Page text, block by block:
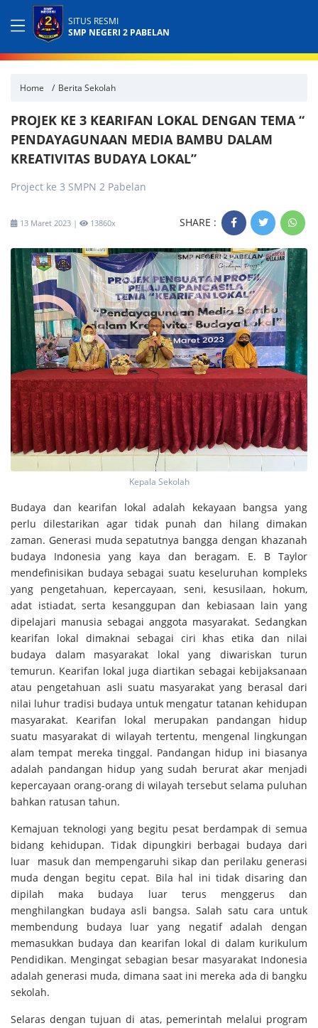
SITUS RESMI
SMP NEGERI 2 PABELAN
Home Berita Sekolah
PROJEK KE 3 KEARIFAN LOKAL DENGAN TEMA “
PENDAYAGUNAAN MEDIA BAMBU DALAM
KREATIVITAS BUDAYA LOKAL”
Project ke 3 SMPN 2 Pabelan
13 Maret 2023 | 13860x SHARE :
Kepala Sekolah
Budaya dan kearifan lokal adalah kekayaan bangsa yang
perlu dilestarikan agar tidak punah dan hilang dimakan
zaman. Generasi muda sepatutnya bangga dengan khazanah
budaya Indonesia yang kaya dan beragam. E. B Taylor
mendefinisikan budaya sebagai suatu keseluruhan kompleks
yang pengetahuan, kepercayaan, seni, kesusilaan, hokum,
adat istiadat, serta kesanggupan dan kebiasaan lain yang
dipelajari manusia sebagai anggota masyarakat. Sedangkan
kearifan lokal dimaknai sebagai ciri khas etika dan nilai
budaya dalam masyarakat lokal yang diwariskan turun
temurun. Kearifan lokal juga diartikan sebagai kebijaksanaan
atau pengetahuan asli suatu masyarakat yang berasal dari
nilai luhur tradisi budaya untuk mengatur tatanan kehidupan
masyarakat. Kearifan lokal merupakan pandangan hidup
suatu masyarakat di wilayah tertentu, mengenal lingkungan
alam tempat mereka tinggal. Pandangan hidup ini biasanya
adalah pandangan hidup yang sudah berurat akar menjadi
kepercayaan orang-orang di wilayah tersebut selama puluhan
bahkan ratusan tahun.
Kemajuan teknologi yang begitu pesat berdampak di semua
bidang kehidupan. Tidak dipungkiri berbagai budaya dari
luar masuk dan mempengaruhi sikap dan perilaku generasi
muda dengan begitu cepat. Bila hal ini tidak disaring dan
dipilah maka budaya luar terus menggerus dan
menghilangkan budaya asli bangsa. Salah satu cara untuk
membendung budaya luar yang negatif adalah dengan
memasukkan budaya dan kearifan lokal di dalam kurikulum
Pendidikan. Mengingat sebagian besar masyarakat Indonesia
adalah generasi muda, dimana saat ini mereka ada di bangku
sekolah.
Selaras dengan tujuan di atas, pemerintah melalui program